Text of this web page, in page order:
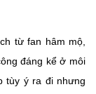
từ fan hâm mộ,
đáng kể ở môi
tùy ý ra đi nhưng